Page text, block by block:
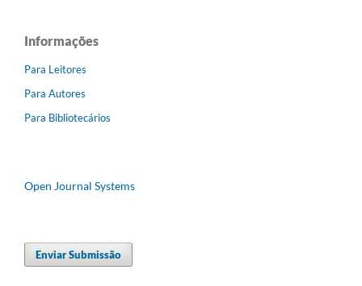
Informações
Para Leitores
Para Autores
Para Bibliotecários
Open Journal Systems
Enviar Submissão